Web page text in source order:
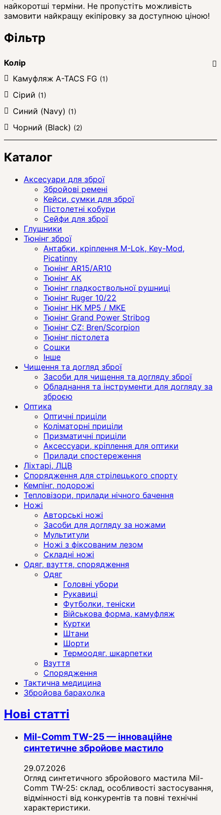
найкоротші терміни. Не пропустіть можливість
замовити найкращу екіпіровку за доступною ціною!
Фільтр
Колір
Камуфляж A-TACS FG (1)
Сірий (1)
Синий (Navy) (1)
Чорний (Black) (2)
Каталог
Аксесуари для зброї
Збройові ремені
Кейси, сумки для зброї
Пістолетні кобури
Сейфи для зброї
Глушники
Тюнінг зброї
Антабки, кріплення M-Lok, Key-Mod,
Picatinny
Тюнінг AR15/AR10
Тюнінг АК
Тюнінг гладкоствольної рушниці
Тюнінг Ruger 10/22
Тюнінг HK MP5 / MKE
Тюнінг Grand Power Stribog
Тюнінг CZ: Bren/Scorpion
Тюнінг пістолета
Сошки
Інше
Чищення та догляд зброї
Засоби для чищення та догляду зброї
Обладнання та інструменти для догляду за
зброєю
Оптика
Оптичні приціли
Коліматорні приціли
Призматичні приціли
Аксессуари, кріплення для оптики
Прилади спостереження
Ліхтарі, ЛЦВ
Спорядження для стрілецького спорту
Кемпінг, подорожі
Тепловізори, прилади нічного бачення
Ножі
Авторські ножі
Засоби для догляду за ножами
Мультитули
Ножі з фіксованим лезом
Складні ножі
Одяг, взуття, спорядження
Одяг
Головні убори
Рукавиці
Футболки, теніски
Військова форма, камуфляж
Куртки
Штани
Шорти
Термоодяг, шкарпетки
Взуття
Спорядження
Тактична медицина
Збройова барахолка
Нові статті
Mil-Comm TW-25 — інноваційне
синтетичне збройове мастило
29.07.2026
Огляд синтетичного збройового мастила Mil-
Comm TW-25: склад, особливості застосування,
відмінності від конкурентів та повні технічні
характеристики.